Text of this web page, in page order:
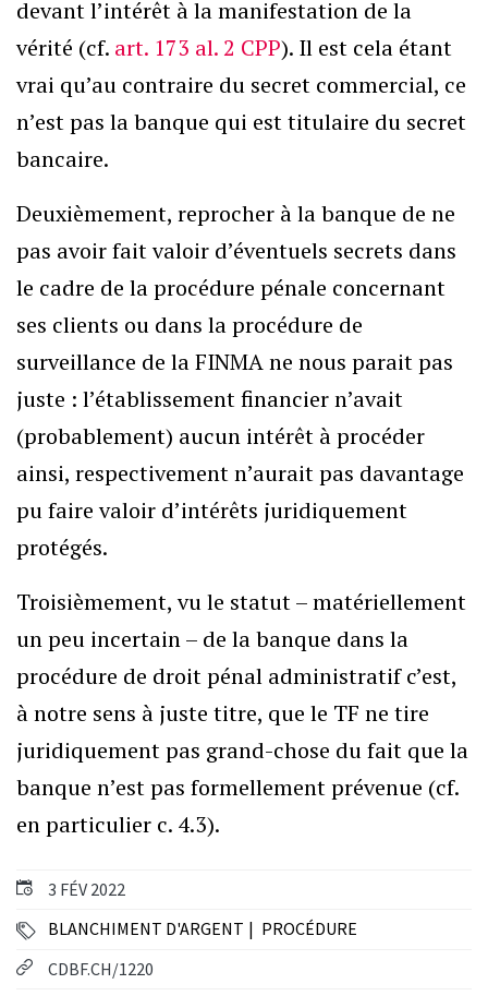
3 FÉV 2022
BLANCHIMENT D'ARGENT
PROCÉDURE
CDBF.CH/1220
devant l’intérêt à la manifestation de la
vérité (cf. art. 173 al. 2 CPP). Il est cela étant
vrai qu’au contraire du secret commercial, ce
n’est pas la banque qui est titulaire du secret
bancaire.
Deuxièmement, reprocher à la banque de ne
pas avoir fait valoir d’éventuels secrets dans
le cadre de la procédure pénale concernant
ses clients ou dans la procédure de
surveillance de la FINMA ne nous parait pas
juste : l’établissement financier n’avait
(probablement) aucun intérêt à procéder
ainsi, respectivement n’aurait pas davantage
pu faire valoir d’intérêts juridiquement
protégés.
Troisièmement, vu le statut – matériellement
un peu incertain – de la banque dans la
procédure de droit pénal administratif c’est,
à notre sens à juste titre, que le TF ne tire
juridiquement pas grand-chose du fait que la
banque n’est pas formellement prévenue (cf.
en particulier c. 4.3).